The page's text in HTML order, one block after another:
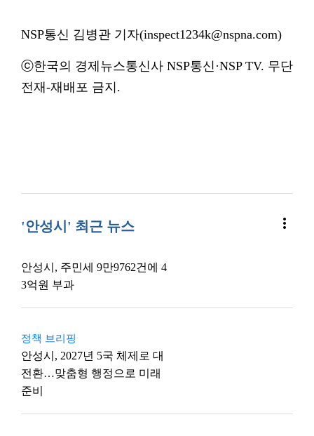
NSP통신 김병관 기자(inspect1234k@nspna.com)
ⓒ한국의 경제뉴스통신사 NSP통신·NSP TV. 무단
전재-재배포 금지.
'안성시' 최근 뉴스 more_vert
안성시, 주민세 9만9762건에 4
3억원 부과
정책 브리핑
안성시, 2027년 5국 체제로 대
전환…맞춤형 행정으로 미래
준비